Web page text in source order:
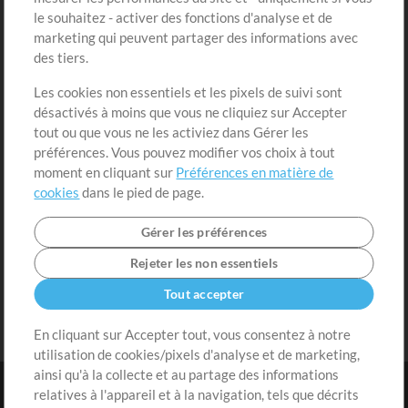
Acheter des crédits
Contenu gratuit
Demander les pistes
Extras
Sessions
Soumettre votre contenu
Listes de lecture
Conférence MT
Connexion
S'inscrire
le souhaitez - activer des fonctions d'analyse et de
marketing qui peuvent partager des informations avec
des tiers.
Les cookies non essentiels et les pixels de suivi sont
désactivés à moins que vous ne cliquiez sur Accepter
tout ou que vous ne les activiez dans Gérer les
préférences. Vous pouvez modifier vos choix à tout
moment en cliquant sur Préférences en matière de
cookies dans le pied de page.
Gérer les préférences
Rejeter les non essentiels
Tout accepter
En cliquant sur Accepter tout, vous consentez à notre
utilisation de cookies/pixels d'analyse et de marketing,
ainsi qu'à la collecte et au partage des informations
relatives à l'appareil et à la navigation, tels que décrits